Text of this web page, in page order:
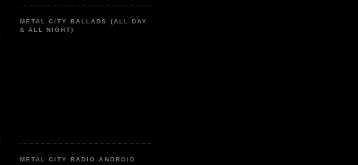
METAL CITY BALLADS (ALL DAY
& ALL NIGHT)
METAL CITY RADIO ANDROID